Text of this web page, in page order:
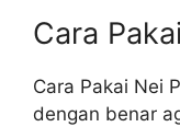
Cara
Cara Pakai Nei
dengan benar